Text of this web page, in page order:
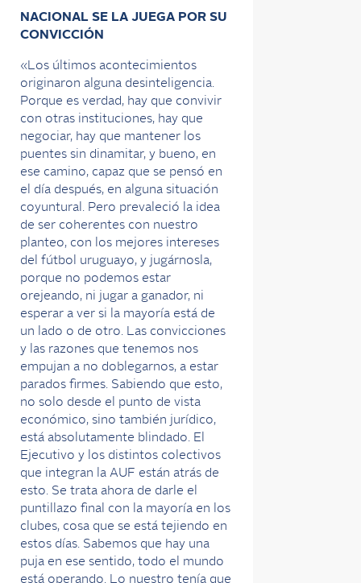
NACIONAL SE LA JUEGA POR SU
CONVICCIÓN
«Los últimos acontecimientos
originaron alguna desinteligencia.
Porque es verdad, hay que convivir
con otras instituciones, hay que
negociar, hay que mantener los
puentes sin dinamitar, y bueno, en
ese camino, capaz que se pensó en
el día después, en alguna situación
coyuntural. Pero prevaleció la idea
de ser coherentes con nuestro
planteo, con los mejores intereses
del fútbol uruguayo, y jugárnosla,
porque no podemos estar
orejeando, ni jugar a ganador, ni
esperar a ver si la mayoría está de
un lado o de otro. Las convicciones
y las razones que tenemos nos
empujan a no doblegarnos, a estar
parados firmes. Sabiendo que esto,
no solo desde el punto de vista
económico, sino también jurídico,
está absolutamente blindado. El
Ejecutivo y los distintos colectivos
que integran la AUF están atrás de
esto. Se trata ahora de darle el
puntillazo final con la mayoría en los
clubes, cosa que se está tejiendo en
estos días. Sabemos que hay una
puja en ese sentido, todo el mundo
está operando. Lo nuestro tenía que